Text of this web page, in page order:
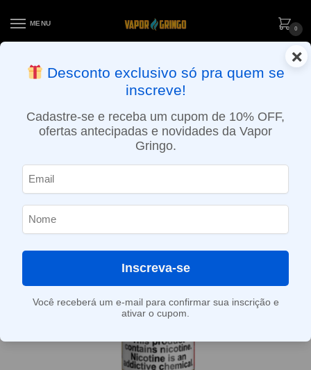
MENU
0
ENTREGA NO MESMO DIA EM SÃO PAULO (SEG A SEX): PEDIDOS
APROVADOS ATÉ 15:30 VIA MOTOBOY
×
Desconto exclusivo só pra quem se
inscreve!
Cadastre-se e receba um cupom de 10% OFF,
ofertas antecipadas e novidades da Vapor
Gringo.
Inscreva-se
Você receberá um e-mail para confirmar sua inscrição e
ativar o cupom.